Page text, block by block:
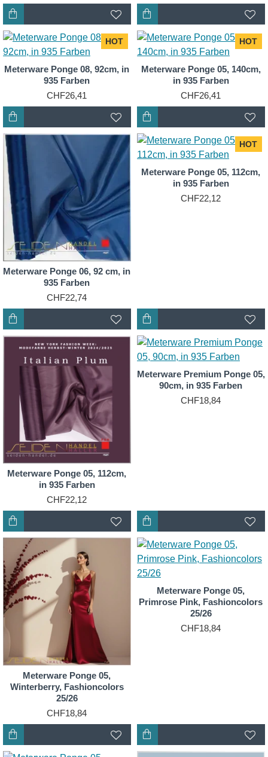
HOT
Meterware Ponge 08, 92cm, in
935 Farben
CHF26,41
HOT
Meterware Ponge 05, 140cm,
in 935 Farben
CHF26,41
Meterware Ponge 06, 92 cm, in
935 Farben
CHF22,74
HOT
Meterware Ponge 05, 112cm,
in 935 Farben
CHF22,12
Meterware Ponge 05, 112cm,
in 935 Farben
CHF22,12
Meterware Premium Ponge 05,
90cm, in 935 Farben
CHF18,84
Meterware Ponge 05,
Winterberry, Fashioncolors
25/26
CHF18,84
Meterware Ponge 05,
Primrose Pink, Fashioncolors
25/26
CHF18,84